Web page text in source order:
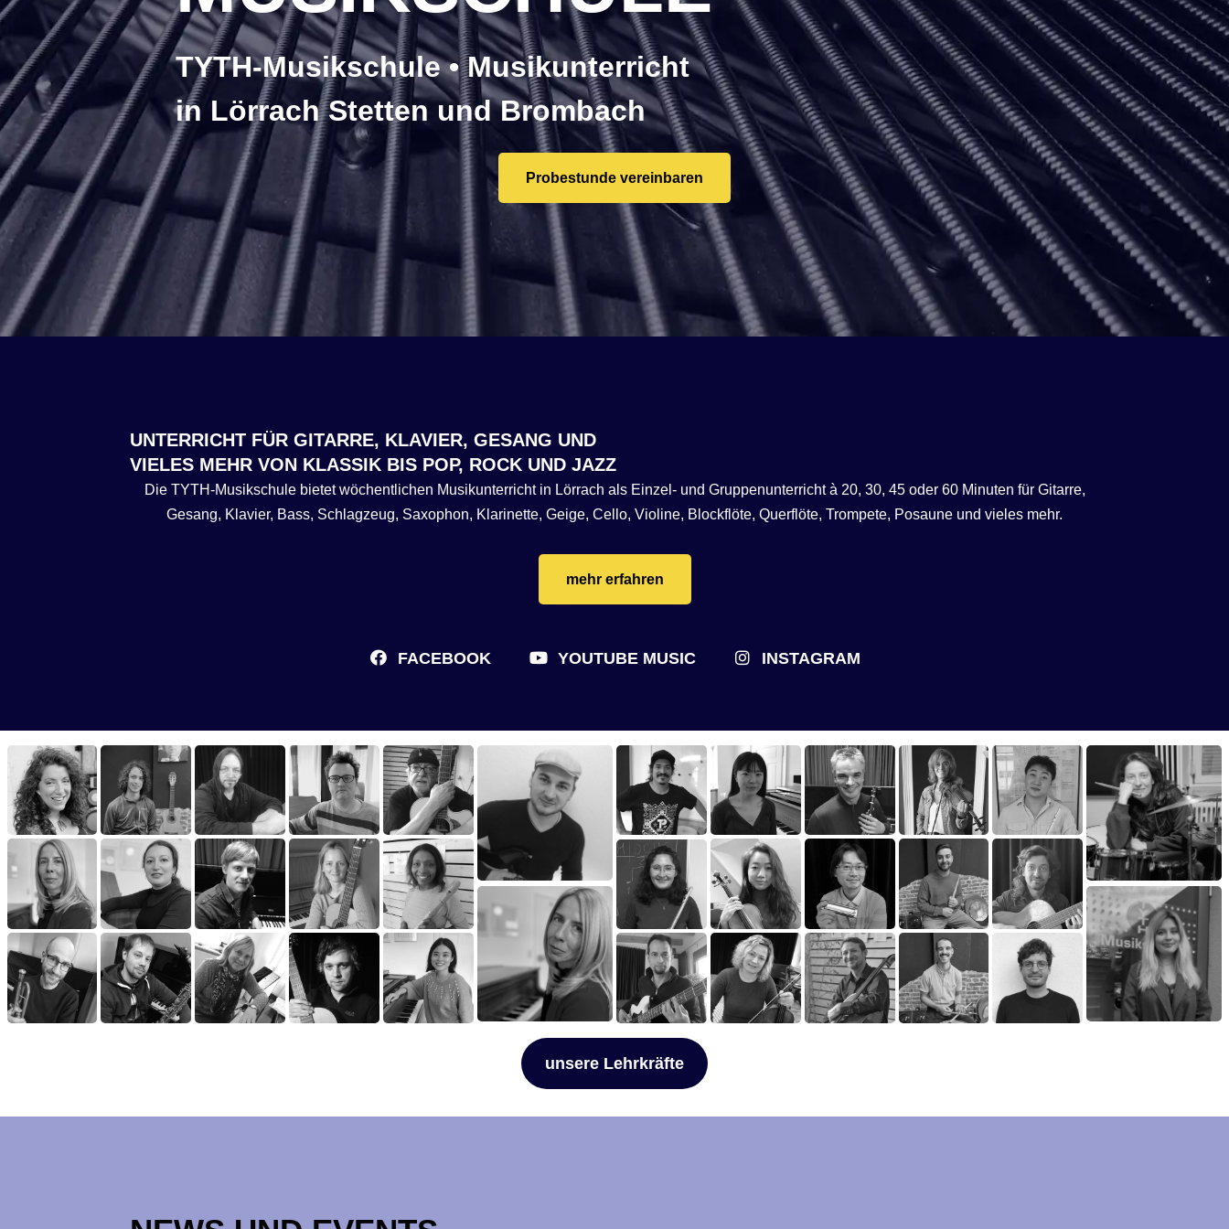
TYTH-Musikschule • Musikunterricht
in Lörrach Stetten und Brombach
Probestunde vereinbaren
UNTERRICHT FÜR GITARRE, KLAVIER, GESANG UND
VIELES MEHR VON KLASSIK BIS POP, ROCK UND JAZZ
Die TYTH-Musikschule bietet wöchentlichen Musikunterricht in Lörrach als Einzel- und Gruppenunterricht à 20, 30, 45 oder 60 Minuten für Gitarre,
Gesang, Klavier, Bass, Schlagzeug, Saxophon, Klarinette, Geige, Cello, Violine, Blockflöte, Querflöte, Trompete, Posaune und vieles mehr.
mehr erfahren
FACEBOOK YOUTUBE MUSIC INSTAGRAM
unsere Lehrkräfte